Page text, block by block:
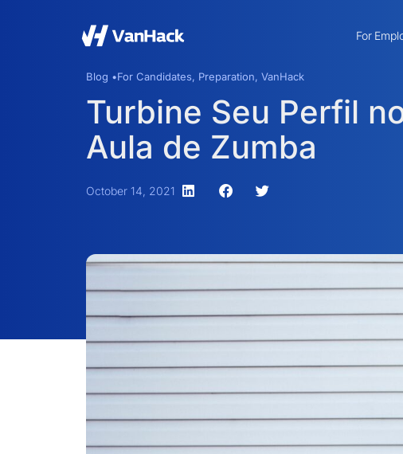
For
Blog •For Candidates, Preparation, VanHack
Turbine Seu Perfil
Aula de Zumba
October 14, 2021